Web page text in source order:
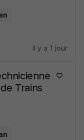
il y a 1 jour
Trains